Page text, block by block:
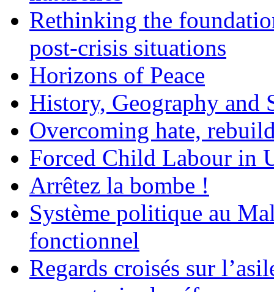
Rethinking the
post-crisis situations
Horizons of Peace
History, Geography and
Overcoming hate,
Forced Child Labour in
Arrêtez la bombe !
Système politique au
fonctionnel
Regards croisés sur